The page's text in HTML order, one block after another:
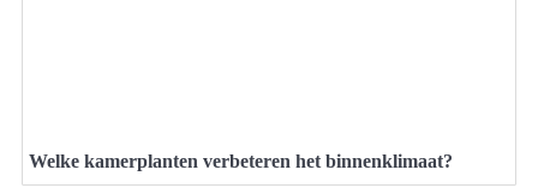
Welke kamerplanten verbeteren het binnenklimaat?